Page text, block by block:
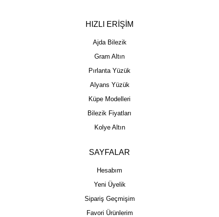
HIZLI ERİŞİM
Ajda Bilezik
Gram Altın
Pırlanta Yüzük
Alyans Yüzük
Küpe Modelleri
Bilezik Fiyatları
Kolye Altın
SAYFALAR
Hesabım
Yeni Üyelik
Sipariş Geçmişim
Favori Ürünlerim